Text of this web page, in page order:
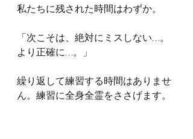
私たちに残された時間はわずか。
「次こそは、絶対にミスしない…。
より正確に…。」
繰り返して練習する時間はありませ
ん。練習に全身全霊をささげます。